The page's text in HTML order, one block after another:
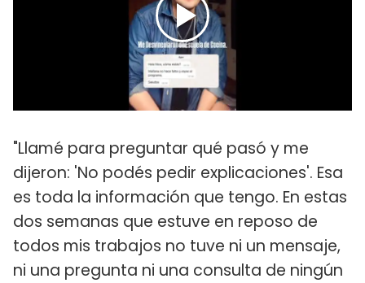
"Llamé para preguntar qué pasó y me
dijeron: 'No podés pedir explicaciones'. Esa
es toda la información que tengo. En estas
dos semanas que estuve en reposo de
todos mis trabajos no tuve ni un mensaje,
ni una pregunta ni una consulta de ningún